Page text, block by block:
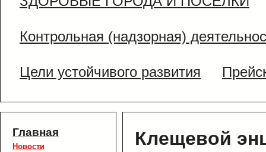
Контрольная (надзорная)
Цели устойчивого развития
Главная
Новости
Клещевой